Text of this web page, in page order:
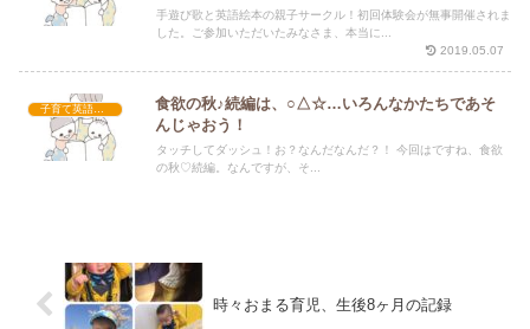
手遊び歌と英語絵本の親子サークル！初回体験会が無事開催されま
した。ご参加いただいたみなさま、本当に...
2019.05.07
食欲の秋♪続編は、○△☆…いろんなかたちであそ
んじゃおう！
タッチしてダッシュ！お？なんだなんだ？！ 今回はですね、食欲
の秋♡続編。なんですが、そ...
時々おまる育児、生後8ヶ月の記録